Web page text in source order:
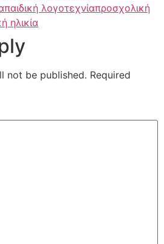
παιδική λογοτεχνίαπροσχολική
ηλικία
not be published. Required